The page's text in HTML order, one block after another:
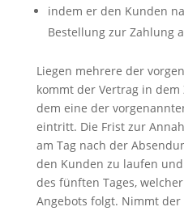
indem er den Kunden
Bestellung zur Zahlung
Liegen mehrere der
kommt der Vertrag in
dem eine der
eintritt. Die Frist zur
am Tag nach der
den Kunden zu laufen
des fünften Tages,
Angebots folgt. Nimmt